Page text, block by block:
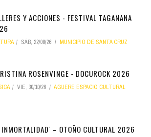
Y ACCIONES - FESTIVAL TAGANANA
SÁB, 22/08/26 MUNICIPIO DE SANTA CRUZ
ROSENVINGE - DOCUROCK 2026
VIE, 30/10/26 AGUERE ESPACIO CULTURAL
– OTOÑO CULTURAL 2026